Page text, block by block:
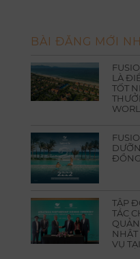
BÀI ĐĂNG MỚI
FUSION RESORT & VILLAS ĐÀ NẴNG
LÀ
TỐT
FUSIONLIFE TẶNG 2.222 ĐÊM NGHỈ
TẬP ĐOÀN FUSION CÔNG BỐ HỢP
TÁC
VỤ